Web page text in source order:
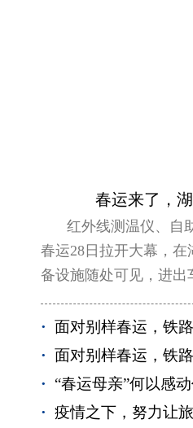
春运来了，
红外线测温仪、自
春运28日拉开大幕，
备设施随处可见，进出
· 面对别样春运，铁
· 面对别样春运，铁
· “春运母亲”何以感
· 疫情之下，努力让
福州：精心备战迎